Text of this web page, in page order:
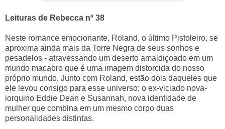
Leituras de Rebecca nº 38
Neste romance emocionante, Roland, o último Pistoleiro, se
aproxima ainda mais da Torre Negra de seus sonhos e
pesadelos - atravessando um deserto amaldiçoado em um
mundo macabro que é uma imagem distorcida do nosso
próprio mundo. Junto com Roland, estão dois daqueles que
ele levou consigo para esse universo: o ex-viciado nova-
iorquino Eddie Dean e Susannah, nova identidade de
mulher que combina em um mesmo corpo duas
personalidades distintas.